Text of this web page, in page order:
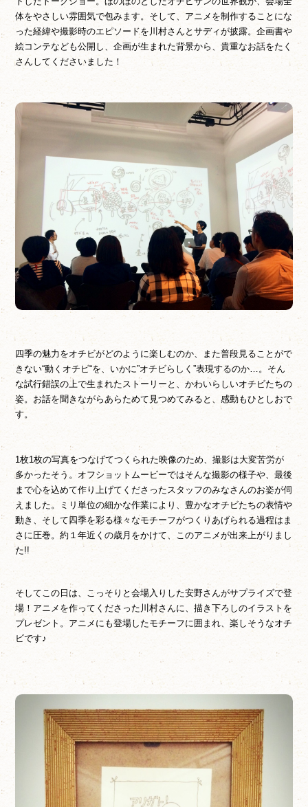
体をやさしい雰囲気で包みます。そして、アニメを制作することにな
った経緯や撮影時のエピソードを川村さんとサディが披露。企画書や
絵コンテなども公開し、企画が生まれた背景から、貴重なお話をたく
さんしてくださいました！
四季の魅力をオチビがどのように楽しむのか、また普段見ることがで
きない“動くオチビ“を、いかに”オチビらしく”表現するのか…。そん
な試行錯誤の上で生まれたストーリーと、かわいらしいオチビたちの
姿。お話を聞きながらあらためて見つめてみると、感動もひとしおで
す。
1枚1枚の写真をつなげてつくられた映像のため、撮影は大変苦労が
多かったそう。オフショットムービーではそんな撮影の様子や、最後
まで心を込めて作り上げてくださったスタッフのみなさんのお姿が伺
えました。ミリ単位の細かな作業により、豊かなオチビたちの表情や
動き、そして四季を彩る様々なモチーフがつくりあげられる過程はま
さに圧巻。約１年近くの歳月をかけて、このアニメが出来上がりまし
た!!
そしてこの日は、こっそりと会場入りした安野さんがサプライズで登
場！アニメを作ってくださった川村さんに、描き下ろしのイラストを
プレゼント。アニメにも登場したモチーフに囲まれ、楽しそうなオチ
ビです♪